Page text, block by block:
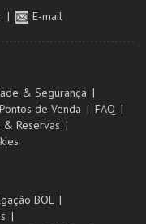
E-mail
& Segurança
Pontos de Venda
FAQ
Reservas
BOL